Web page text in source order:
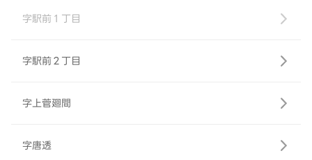
字駅前１丁目
字駅前２丁目
字上菅廻間
字唐透